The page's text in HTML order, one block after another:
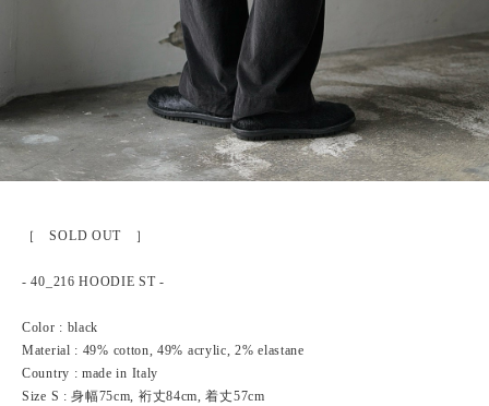
［ SOLD OUT ］
- 40_216 HOODIE ST -
Color : black
Material : 49% cotton, 49% acrylic, 2% elastane
Country : made in Italy
Size S : 身幅75cm, 裄丈84cm, 着丈57cm